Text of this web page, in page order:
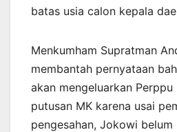
batas usia calon kepala
Menkumham Supratman
membantah pernyataan
akan mengeluarkan
putusan MK karena usai
pengesahan, Jokowi belum